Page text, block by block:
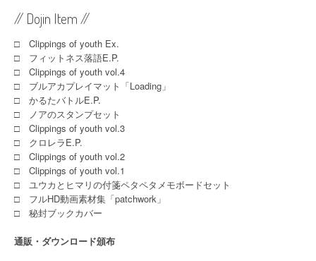
// Dojin Item //
□ Clippings of youth Ex.
□ フィットネス落語E.P.
□ Clippings of youth vol.4
□ ブルアカプレイマット「Loading」
□ かるたバトルE.P.
□ ノアのスタンプセット
□ Clippings of youth vol.3
□ クロレラE.P.
□ Clippings of youth vol.2
□ Clippings of youth vol.1
□ ユウカとヒマリの付箋ペタペタメモボードセット
□ フルHD動画素材集「patchwork」
□ 秘封ブックカバー
通販・ダウンロード頒布